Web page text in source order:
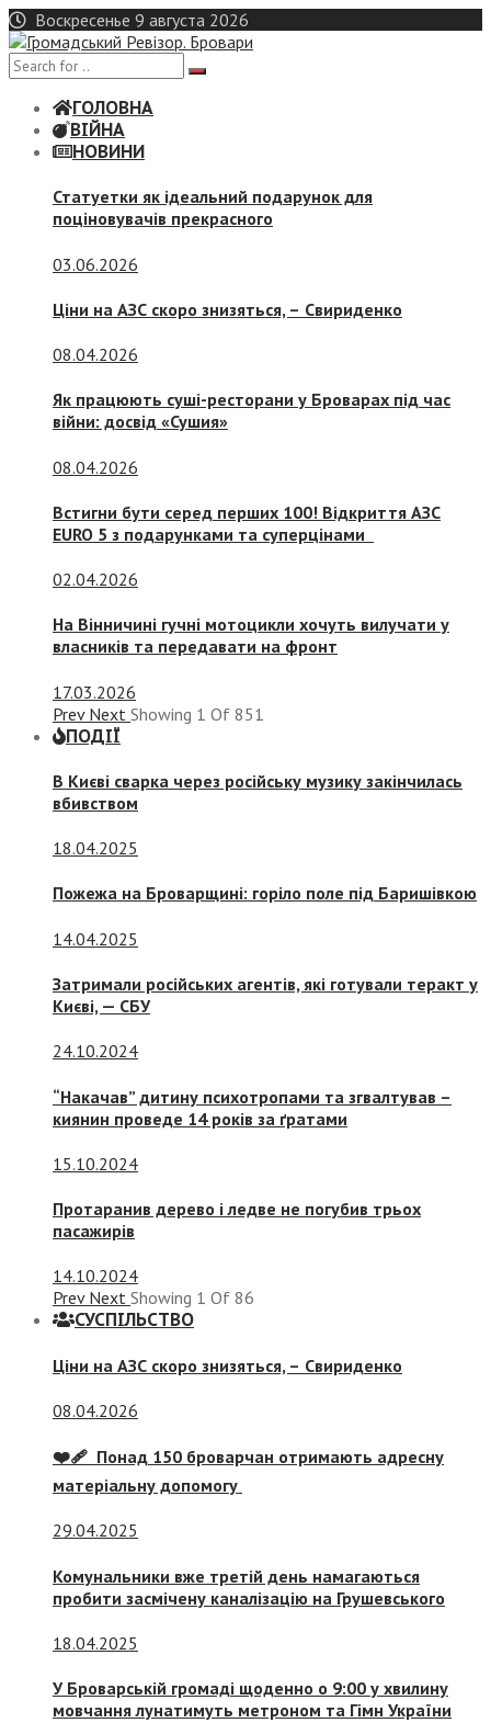
Skip
to
content
Воскресенье 9 августа 2026
ГОЛОВНА
ВІЙНА
НОВИНИ
Статуетки як ідеальний подарунок для
поціновувачів прекрасного
03.06.2026
Ціни на АЗС скоро знизяться, – Свириденко
08.04.2026
Як працюють суші-ресторани у Броварах під час
війни: досвід «Сушия»
08.04.2026
Встигни бути серед перших 100! Відкриття АЗС
EURO 5 з подарунками та суперцінами
02.04.2026
На Вінничині гучні мотоцикли хочуть вилучати у
власників та передавати на фронт
17.03.2026
Prev Next Showing 1 Of 851
ПОДІЇ
В Києві сварка через російську музику закінчилась
вбивством
18.04.2025
Пожежа на Броварщині: горіло поле під Баришівкою
14.04.2025
Затримали російських агентів, які готували теракт у
Києві, — СБУ
24.10.2024
“Накачав” дитину психотропами та згвалтував –
киянин проведе 14 років за ґратами
15.10.2024
Протаранив дерево і ледве не погубив трьох
пасажирів
14.10.2024
Prev Next Showing 1 Of 86
СУСПIЛЬСТВО
Ціни на АЗС скоро знизяться, – Свириденко
08.04.2026
❤️‍🩹 Понад 150 броварчан отримають адресну
матеріальну допомогу
29.04.2025
Комунальники вже третій день намагаються
пробити засмічену каналізацію на Грушевського
18.04.2025
У Броварській громаді щоденно о 9:00 у хвилину
мовчання лунатимуть метроном та Гімн України